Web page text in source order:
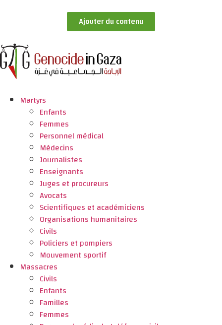
Ajouter du contenu
Martyrs
Enfants
Femmes
Personnel médical
Médecins
Journalistes
Enseignants
Juges et procureurs
Avocats
Scientifiques et académiciens
Organisations humanitaires
Civils
Policiers et pompiers
Mouvement sportif
Massacres
Civils
Enfants
Familles
Femmes